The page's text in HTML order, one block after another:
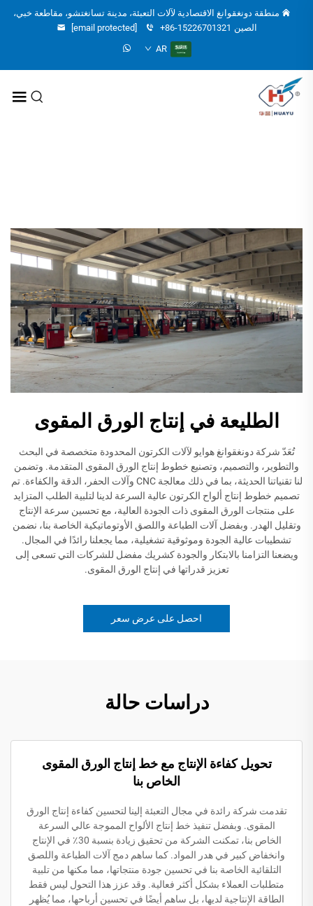
منطقة دونغقوانغ الاقتصادية لآلات التعبئة، مدينة تسانغتشو، مقاطعة خبي،
الصين +86-15226701321
[email protected]
AR
الطليعة في إنتاج الورق المقوى
تُعَدّ شركة دونغقوانغ هوايو لآلات الكرتون المحدودة متخصصة في البحث
والتطوير، والتصميم، وتصنيع خطوط إنتاج الورق المقوى المتقدمة. وتضمن
لنا تقنياتنا الحديثة، بما في ذلك معالجة CNC وآلات الحفر، الدقة والكفاءة. تم
تصميم خطوط إنتاج ألواح الكرتون عالية السرعة لدينا لتلبية الطلب المتزايد
على منتجات الورق المقوى ذات الجودة العالية، مع تحسين سرعة الإنتاج
وتقليل الهدر. وبفضل آلات الطباعة واللصق الأوتوماتيكية الخاصة بنا، نضمن
تشطيبات عالية الجودة وموثوقية تشغيلية، مما يجعلنا رائدًا في المجال.
ويضعنا التزامنا بالابتكار والجودة كشريك مفضل للشركات التي تسعى إلى
تعزيز قدراتها في إنتاج الورق المقوى.
احصل على عرض سعر
دراسات حالة
تحويل كفاءة الإنتاج مع خط إنتاج الورق المقوى
الخاص بنا
تقدمت شركة رائدة في مجال التعبئة إلينا لتحسين كفاءة إنتاج الورق
المقوى. وبفضل تنفيذ خط إنتاج الألواح المموجة عالي السرعة
الخاص بنا، تمكنت الشركة من تحقيق زيادة بنسبة 30٪ في الإنتاج
وانخفاض كبير في هدر المواد. كما ساهم دمج آلات الطباعة واللصق
التلقائية الخاصة بنا في تحسين جودة منتجاتها، مما مكنها من تلبية
متطلبات العملاء بشكل أكثر فعالية. وقد عزز هذا التحول ليس فقط
الطاقة الإنتاجية لديها، بل ساهم أيضًا في تحسين أرباحها، مما يُظهر